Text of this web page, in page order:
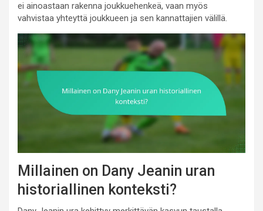
ei ainoastaan rakenna joukkuehenkeä, vaan myös
vahvistaa yhteyttä joukkueen ja sen kannattajien välillä.
Millainen on Dany Jeanin uran
historiallinen konteksti?